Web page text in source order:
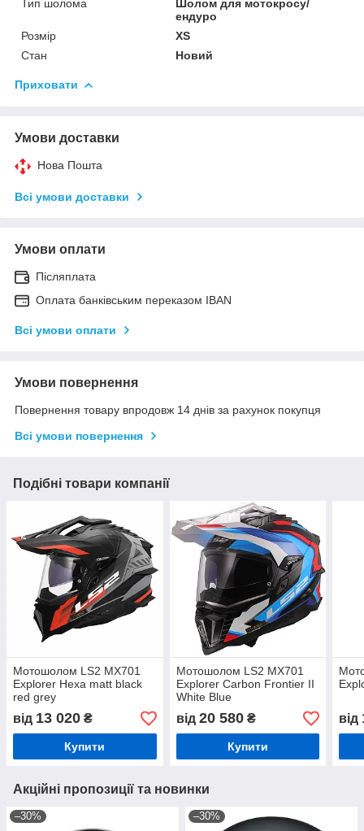
Тип шолома
Шолом для мотокросу/
ендуро
Розмір
XS
Стан
Новий
Приховати
Умови доставки
Нова Пошта
Всі умови доставки
Умови оплати
Післяплата
Оплата банківським переказом IBAN
Всі умови оплати
Умови повернення
Повернення товару впродовж 14 днів за рахунок покупця
Всі умови повернення
Подібні товари компанії
Мотошолом LS2 MX701
Explorer Hexa matt black
red grey
від 13 020 ₴
Купити
Мотошолом LS2 MX701
Explorer Carbon Frontier II
White Blue
від 20 580₴
Купити
від
Акційні пропозиції та новинки
–30% –30%